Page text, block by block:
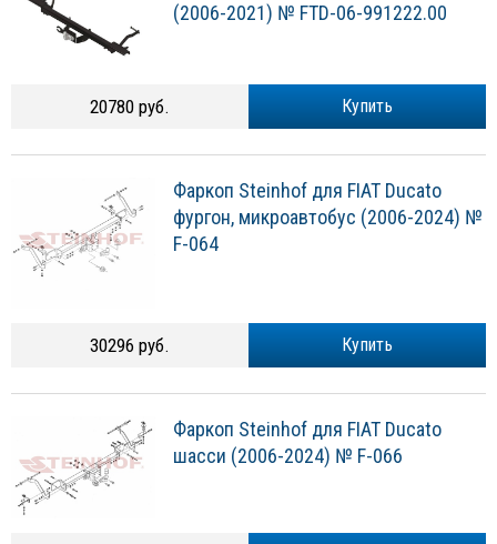
(2006-2021) № FTD-06-991222.00
Купить
20780 руб.
Фаркоп Steinhof для FIAT Ducato
фургон, микроавтобус (2006-2024) №
F-064
Купить
30296 руб.
Фаркоп Steinhof для FIAT Ducato
шасси (2006-2024) № F-066